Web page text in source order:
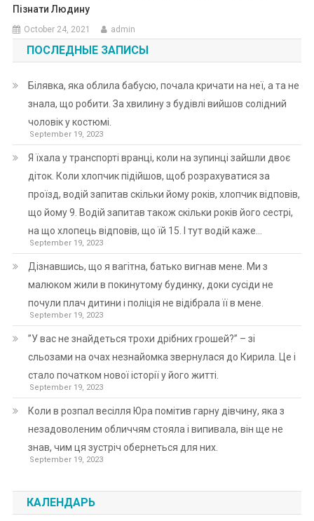
Пізнати Людину
October 24, 2021 admin
ПОСЛЕДНЫЕ ЗАПИСЫ
Білявка, яка облила бабусю, почала кричати на неї, а та не
знала, що робити. За хвилину з будівлі вийшов солідний
чоловік у костюмі.
September 19, 2023
Я їхала у транспорті вранці, коли на зупинці зайшли двоє
діток. Коли хлопчик підійшов, щоб розрахуватися за
проїзд, водій запитав скільки йому років, хлопчик відповів,
що йому 9. Водій запитав також скільки років його сестрі,
на що хлопець відповів, що їй 15. І тут водій каже…
September 19, 2023
Дізнавшись, що я вагітна, батько вигнав мене. Ми з
малюком жили в покинутому будинку, доки сусіди не
почули плач дитини і поліція не відібрала її в мене.
September 19, 2023
”У вас не знайдеться трохи дрібних грошей?” – зі
сльозами на очах незнайомка звернулася до Кирила. Це і
стало початком нової історії у його житті.
September 19, 2023
Коли в розпал весілля Юра помітив гарну дівчину, яка з
незадоволеним обличчям стояла і випивала, він ще не
знав, чим ця зустріч обернеться для них.
September 19, 2023
КАЛЕНДАРЬ